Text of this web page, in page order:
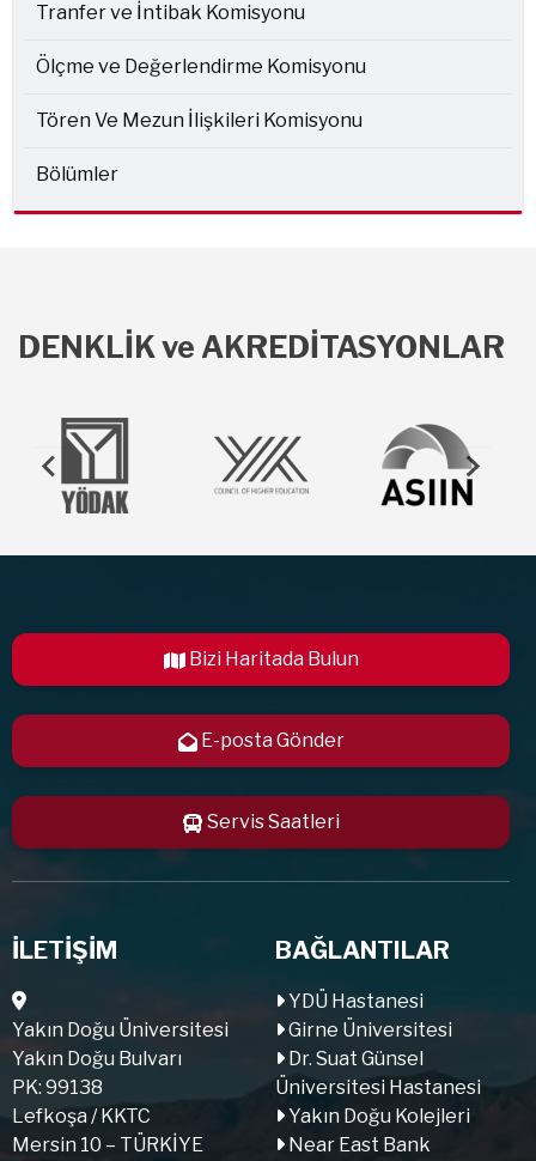
Tranfer ve İntibak Komisyonu
Ölçme ve Değerlendirme Komisyonu
Tören Ve Mezun İlişkileri Komisyonu
Bölümler
DENKLİK ve AKREDİTASYONLAR
Bizi Haritada Bulun
E-posta Gönder
Servis Saatleri
İLETİŞİM
Yakın Doğu Üniversitesi
Yakın Doğu Bulvarı
PK: 99138
Lefkoşa / KKTC
Mersin 10 – TÜRKİYE
BAĞLANTILAR
YDÜ Hastanesi
Girne Üniversitesi
Dr. Suat Günsel
Üniversitesi Hastanesi
Yakın Doğu Kolejleri
Near East Bank